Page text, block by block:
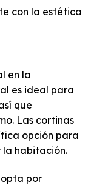
con la estética
en la
es ideal para
que
Las cortinas
opción para
la habitación.
por